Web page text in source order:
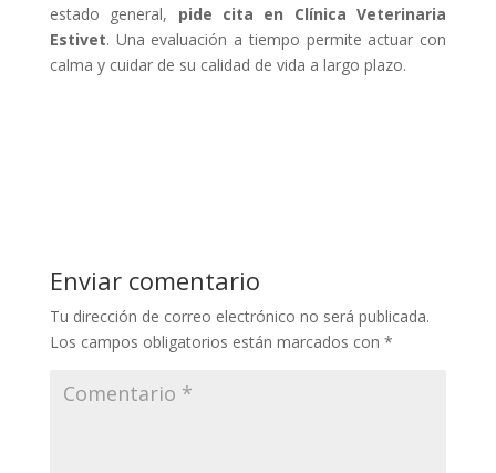
estado general, pide cita en Clínica Veterinaria
Estivet. Una evaluación a tiempo permite actuar con
calma y cuidar de su calidad de vida a largo plazo.
Enviar comentario
Tu dirección de correo electrónico no será publicada.
Los campos obligatorios están marcados con *